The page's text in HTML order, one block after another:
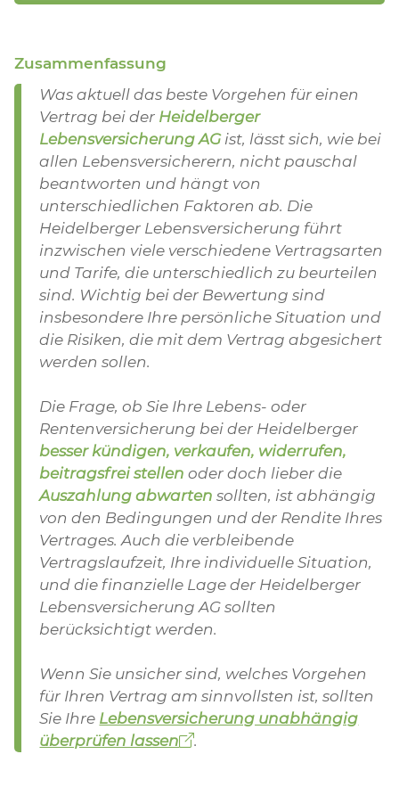
Zusammenfassung
Was aktuell das beste Vorgehen für einen
Vertrag bei der Heidelberger
Lebensversicherung AGist, lässt sich, wie bei
allen Lebensversicherern, nicht pauschal
beantworten und hängt von
unterschiedlichen Faktoren ab. Die
Heidelberger Lebensversicherung führt
inzwischen viele verschiedene Vertragsarten
und Tarife, die unterschiedlich zu beurteilen
sind. Wichtig bei der Bewertung sind
insbesondere Ihre persönliche Situation und
die Risiken, die mit dem Vertrag abgesichert
werden sollen.
Die Frage, ob Sie Ihre Lebens- oder
Rentenversicherung bei der Heidelberger
besser kündigen, verkaufen, widerrufen,
beitragsfrei stellen oder doch lieber die
Auszahlung abwarten sollten, ist abhängig
von den Bedingungen und der Rendite Ihres
Vertrages. Auch die verbleibende
Vertragslaufzeit, Ihre individuelle Situation,
und die finanzielle Lage der Heidelberger
Lebensversicherung AG sollten
berücksichtigt werden.
Wenn Sie unsicher sind, welches Vorgehen
für Ihren Vertrag am sinnvollsten ist, sollten
Sie Ihre Lebensversicherung unabhängig
überprüfen lassen
.